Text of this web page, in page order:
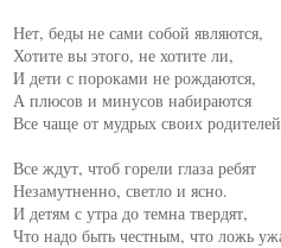
Нет, беды не сами собой являются,
Хотите вы этого, не хотите ли,
И дети с пороками не рождаются,
А плюсов и минусов набираются
Все чаще от мудрых своих
Все ждут, чтоб горели глаза ребят
Незамутненно, светло и ясно.
И детям с утра до темна твердят,
Что надо быть честным, что ложь